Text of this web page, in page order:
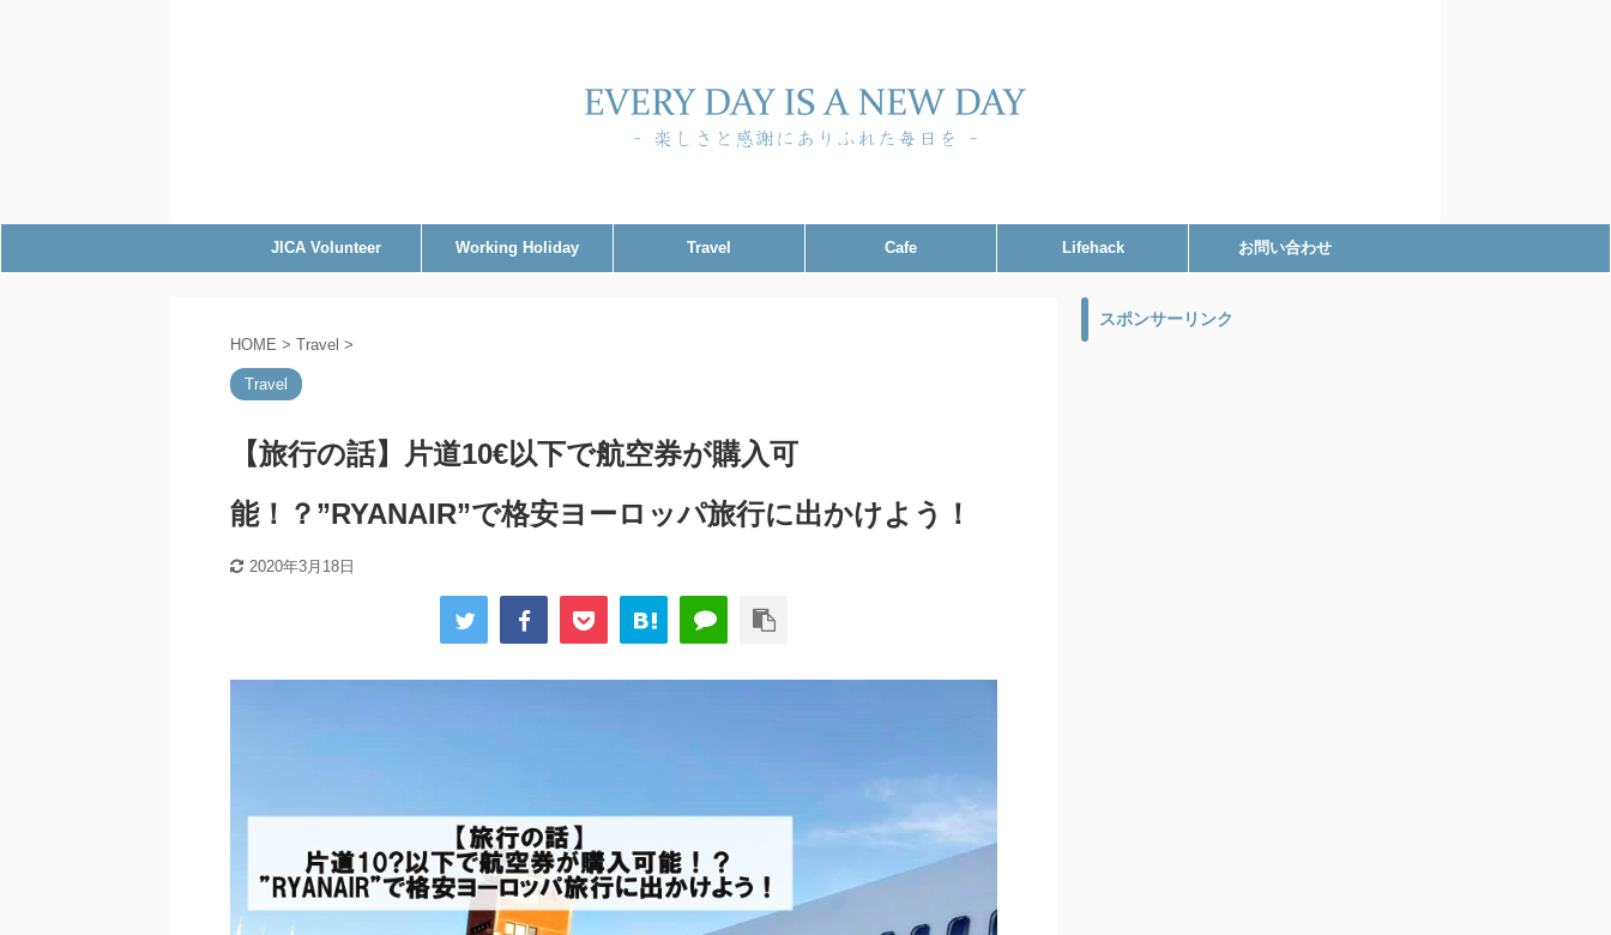
JICA Volunteer Working Holiday Travel Cafe Lifehack お問い合わせ
HOME > Travel >
Travel
【旅行の話】片道10€以下で航空券が購入可
能！？”RYANAIR”で格安ヨーロッパ旅行に出かけよう！
2020年3月18日
スポンサーリンク